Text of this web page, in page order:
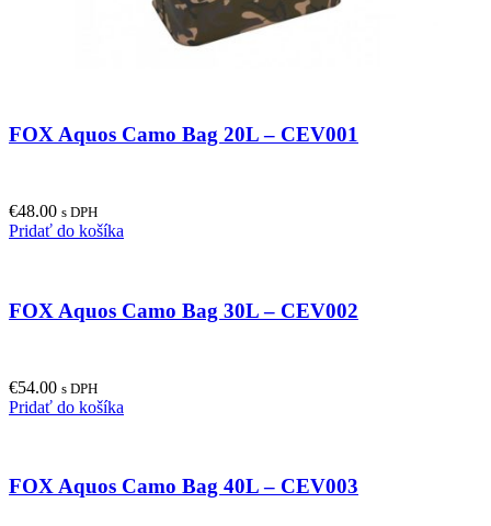
FOX Aquos Camo Bag 20L – CEV001
€48.00 s DPH
Pridať do košíka
FOX Aquos Camo Bag 30L – CEV002
€54.00 s DPH
Pridať do košíka
FOX Aquos Camo Bag 40L – CEV003